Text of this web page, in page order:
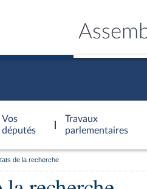
Vos
députés
Travaux
parlementaires
de la recherche